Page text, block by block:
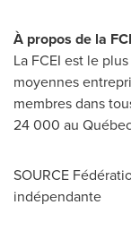
À propos de la
La FCEI est le
moyennes
membres dans
24 000 au
SOURCE
indépendante